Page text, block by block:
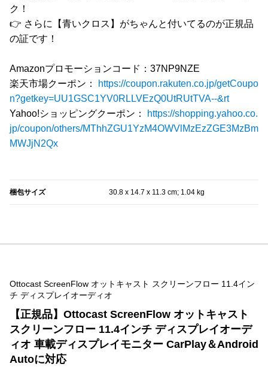
ク！
👉 さらに【青いクロス】がちゃんと付いてるのが正規品
の証です！
Amazonプロモーションコード：37NP9NZE
楽天市場クーポン：
https://coupon.rakuten.co.jp/getCoupo
n?getkey=UU1GSC1YV0RLLVEzQ0UtRUtTVA--&rt
Yahoo!ショッピングクーポン：
https://shopping.yahoo.co.
jp/coupon/others/MThhZGU1YzM4OWVlMzEzZGE3MzBm
MWJjN2Qx
‎梱包サイズ ‎30.8 x 14.7 x 11.3 cm; 1.04 kg
Ottocast ScreenFlow オットキャスト スクリーンフロー 11.4イン
チ ディスプレイオーディオ
【正規品】Ottocast ScreenFlow オットキャスト
スクリーンフロー 11.4インチ ディスプレイオーデ
ィオ 車載ディスプレイモニター CarPlay＆Android
Autoに対応